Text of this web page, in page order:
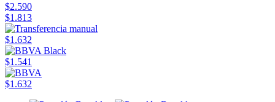
$2.590
$1.813
$1.632
$1.541
$1.632